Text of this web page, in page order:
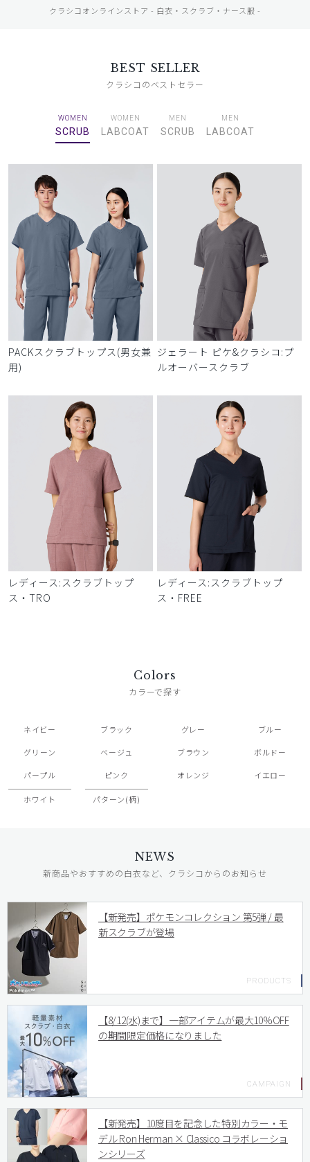
クラシコオンラインストア - 白衣・スクラブ・ナース服 -
BEST SELLER
クラシコのベストセラー
WOMEN
SCRUB
WOMEN
LABCOAT
MEN
SCRUB
MEN
LABCOAT
PACKスクラブトップス(男女兼
用)
ジェラート ピケ&クラシコ:プ
ルオーバースクラブ
レディース:スクラブトップ
ス・TRO
レディース:スクラブトップ
ス・FREE
Colors
カラーで探す
ネイビー ブラック グレー ブルー
グリーン ベージュ ブラウン ボルドー
パープル ピンク オレンジ イエロー
ホワイト パターン(柄)
NEWS
新商品やおすすめの白衣など、クラシコからのお知らせ
【新発売】ポケモンコレクション 第5弾 / 最
新スクラブが登場
【8/12(水)まで】一部アイテムが最大10%OFF
の期間限定価格になりました
【新発売】10度目を記念した特別カラー・モ
デル Ron Herman × Classico コラボレーショ
ンシリーズ